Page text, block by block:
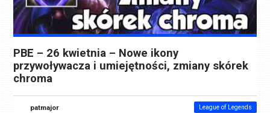
PBE – 26 kwietnia – Nowe ikony
przywoływacza i umiejętności, zmiany skórek
chroma
patmajor League of Legends